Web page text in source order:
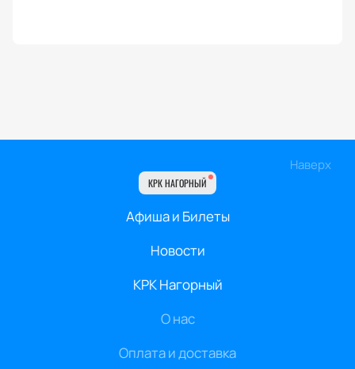
Наверх
КРК НАГОРНЫЙ
Афиша и Билеты
Новости
КРК Нагорный
О нас
Оплата и доставка